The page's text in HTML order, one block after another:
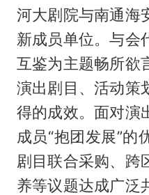
河大剧院与南通海
新成员单位。与会
互鉴为主题畅所欲
演出剧目、活动策
得的成效。面对演
成员“抱团发展”的
剧目联合采购、跨
养等议题达成广泛